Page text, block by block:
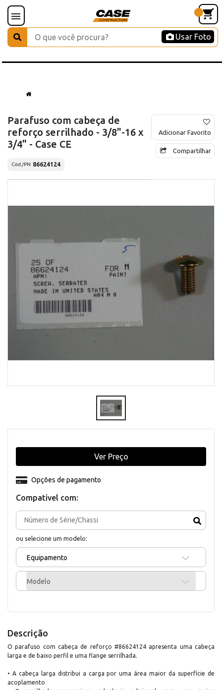
Usar Foto
Parafuso com cabeça de
reforço serrilhado - 3/8"-16 x
3/4" - Case CE
Cód./PN 86624124
Adicionar Favorito
Compartilhar
Compativel com:
ou selecione um modelo:
Equipamento
Modelo
Opções de pagamento
Ver Preço
Descrição
O parafuso com cabeça de reforço #86624124 apresenta uma cabeça
larga e de baixo perfil e uma flange serrilhada.
• A cabeça larga distribui a carga por uma área maior da superfície de
acoplamento